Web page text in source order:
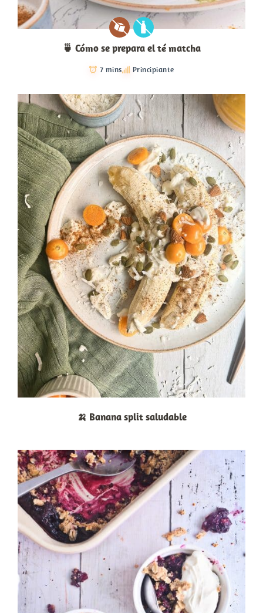
🍵 Cómo se prepara el té matcha
7 mins Principiante
🍌 Banana split saludable